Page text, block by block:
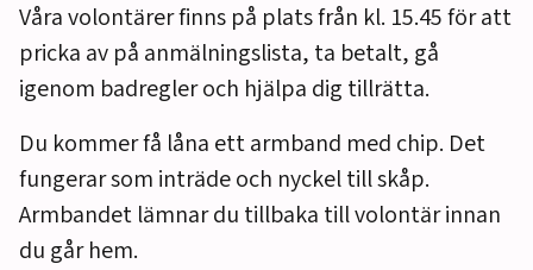
Våra volontärer finns på plats från kl. 15.45 för att
pricka av på anmälningslista, ta betalt, gå
igenom badregler och hjälpa dig tillrätta.
Du kommer få låna ett armband med chip. Det
fungerar som inträde och nyckel till skåp.
Armbandet lämnar du tillbaka till volontär innan
du går hem.